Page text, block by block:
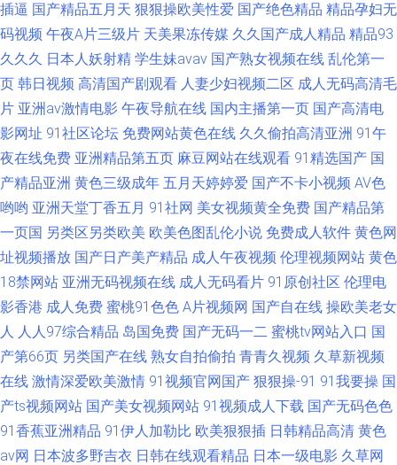
插逼 国产精品五月天 狠狠操欧美性爱 国产绝色精品 精品孕妇无
码视频 午夜A片三级片 天美果冻传媒 久久国产成人精品 精品93
久久久 日本人妖射精 学生妹avav 国产熟女视频在线 乱伦第一
页 韩日视频 高清国产剧观看 人妻少妇视频二区 成人无码高清毛
片 亚洲av激情电影 午夜导航在线 国内主播第一页 国产高清电
影网址 91社区论坛 免费网站黄色在线 久久偷拍高清亚洲 91午
夜在线免费 亚洲精品第五页 麻豆网站在线观看 91精选国产 国
产精品亚洲 黄色三级成年 五月天婷婷爱 国产不卡小视频 AV色
哟哟 亚洲天堂丁香五月 91社网 美女视频黄全免费 国产精品第
一页国 另类区另类欧美 欧美色图乱伦小说 免费成人软件 黄色网
址视频播放 国产日产美产精品 成人午夜视频 伦理视频网站 黄色
18禁网站 亚洲无码视频在线 成人无码看片 91原创社区 伦理电
影香港 成人免费 蜜桃91色色 A片视频网 国产自在线 操欧美老女
人 人人97综合精品 岛国免费 国产无码一二 蜜桃tv网站入口 国
产第66页 另类国产在线 熟女自拍偷拍 青青久视频 久草新视频
在线 激情深爱欧美激情 91视频官网国产 狠狠操-91 91我要操 国
产ts视频网站 国产美女视频网站 91视频成人下载 国产无码色色
91香蕉亚洲精品 91伊人加勒比 欧美狠狠插 日韩精品高清 黄色
av网 日本波多野吉衣 日韩在线观看精品 日本一级电影 久草网